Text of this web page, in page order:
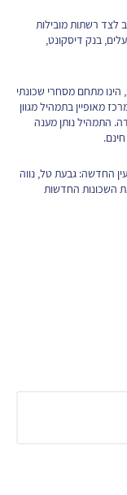
לצד רשתות מובילות
בנק דיסקונט,
מתחם מסחרי שכונתי
מאופיין בתמהיל מגוון
התמהיל נותן מענה
החדשה: גבעת טל, נווה
25,000 תושבים וכן את השכונות החדשות